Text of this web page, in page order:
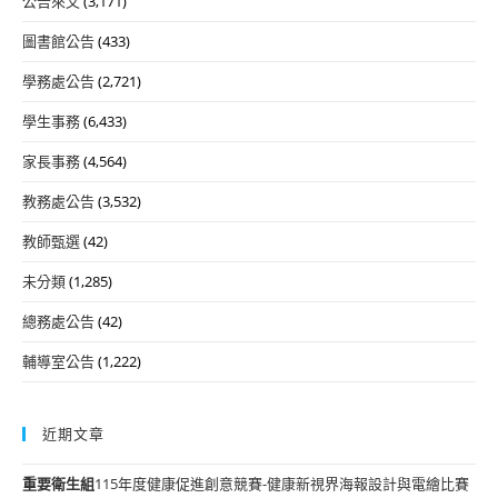
圖書館公告(433)
學務處公告(2,721)
學生事務(6,433)
家長事務(4,564)
教務處公告(3,532)
教師甄選(42)
未分類(1,285)
總務處公告(42)
輔導室公告(1,222)
近期文章
重要衛生組115年度健康促進創意競賽-健康新視界海報設計與電繪比賽